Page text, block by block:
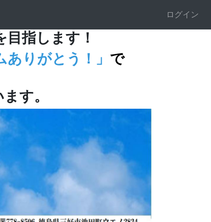
ログイン
目指します！
ありがとう！」 で
す。